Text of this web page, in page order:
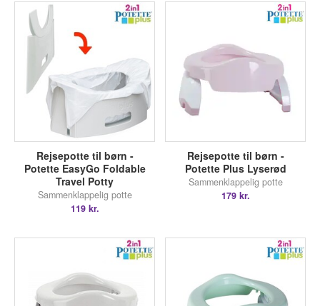
Rejsepotte til børn -
Potette EasyGo Foldable
Travel Potty
Sammenklappelig potte
119 kr.
Rejsepotte til børn -
Potette Plus Lyserød
Sammenklappelig potte
179 kr.